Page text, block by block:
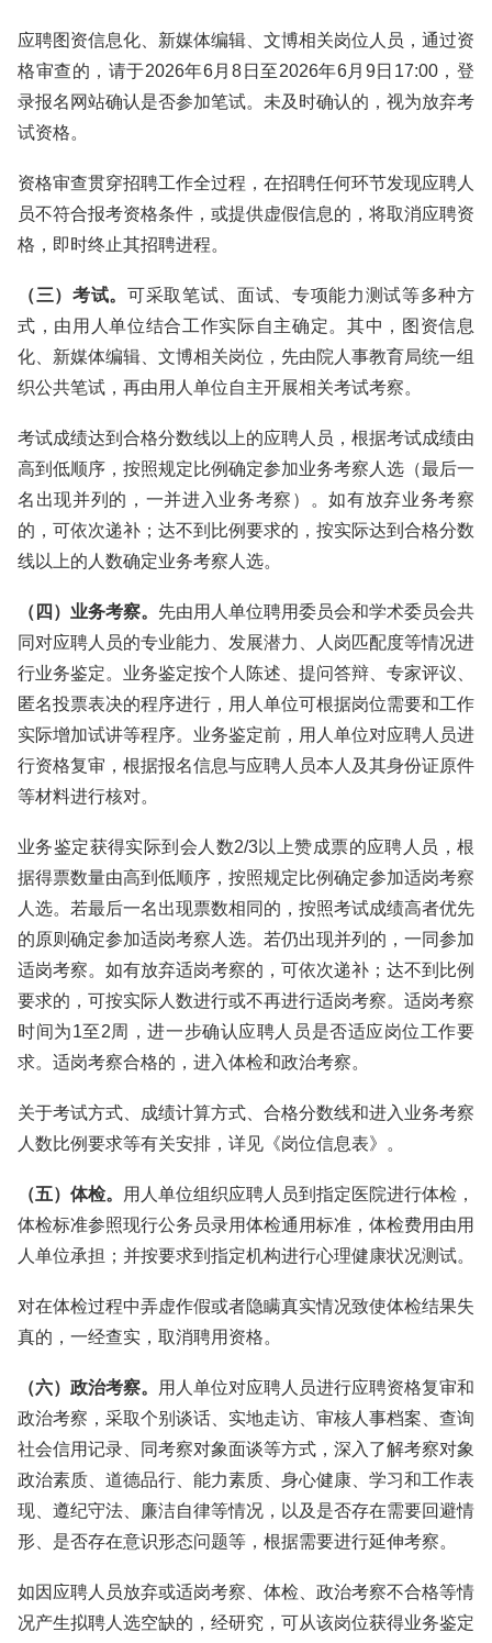
应聘图资信息化、新媒体编辑、文博相关岗位人员，通过资
格审查的，请于2026年6月8日至2026年6月9日17:00，登
录报名网站确认是否参加笔试。未及时确认的，视为放弃考
试资格。
资格审查贯穿招聘工作全过程，在招聘任何环节发现应聘人
员不符合报考资格条件，或提供虚假信息的，将取消应聘资
格，即时终止其招聘进程。
（三）考试。 可采取笔试、面试、专项能力测试等多种方
式，由用人单位结合工作实际自主确定。其中，图资信息
化、新媒体编辑、文博相关岗位，先由院人事教育局统一组
织公共笔试，再由用人单位自主开展相关考试考察。
考试成绩达到合格分数线以上的应聘人员，根据考试成绩由
高到低顺序，按照规定比例确定参加业务考察人选（最后一
名出现并列的，一并进入业务考察）。如有放弃业务考察
的，可依次递补；达不到比例要求的，按实际达到合格分数
线以上的人数确定业务考察人选。
（四）业务考察。 先由用人单位聘用委员会和学术委员会共
同对应聘人员的专业能力、发展潜力、人岗匹配度等情况进
行业务鉴定。业务鉴定按个人陈述、提问答辩、专家评议、
匿名投票表决的程序进行，用人单位可根据岗位需要和工作
实际增加试讲等程序。业务鉴定前，用人单位对应聘人员进
行资格复审，根据报名信息与应聘人员本人及其身份证原件
等材料进行核对。
业务鉴定获得实际到会人数2/3以上赞成票的应聘人员，根
据得票数量由高到低顺序，按照规定比例确定参加适岗考察
人选。若最后一名出现票数相同的，按照考试成绩高者优先
的原则确定参加适岗考察人选。若仍出现并列的，一同参加
适岗考察。如有放弃适岗考察的，可依次递补；达不到比例
要求的，可按实际人数进行或不再进行适岗考察。适岗考察
时间为1至2周，进一步确认应聘人员是否适应岗位工作要
求。适岗考察合格的，进入体检和政治考察。
关于考试方式、成绩计算方式、合格分数线和进入业务考察
人数比例要求等有关安排，详见《岗位信息表》。
（五）体检。
用人单位组织应聘人员到指定医院进行体检，
体检标准参照现行公务员录用体检通用标准，体检费用由用
人单位承担；并按要求到指定机构进行心理健康状况测试。
对在体检过程中弄虚作假或者隐瞒真实情况致使体检结果失
真的，一经查实，取消聘用资格。
（六）政治考察。
用人单位对应聘人员进行应聘资格复审和
政治考察，采取个别谈话、实地走访、审核人事档案、查询
社会信用记录、同考察对象面谈等方式，深入了解考察对象
政治素质、道德品行、能力素质、身心健康、学习和工作表
现、遵纪守法、廉洁自律等情况，以及是否存在需要回避情
形、是否存在意识形态问题等，根据需要进行延伸考察。
如因应聘人员放弃或适岗考察、体检、政治考察不合格等情
况产生拟聘人选空缺的，经研究，可从该岗位获得业务鉴定